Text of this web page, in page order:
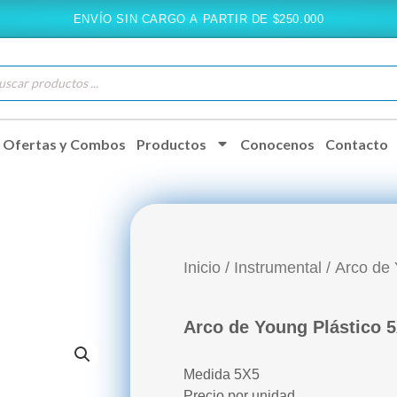
ENVÍO SIN CARGO A PARTIR DE $250.000
Ofertas y Combos Productos Conocenos Contacto
Inicio / Instrumental / Arco de
Arco de Young Plástico
Medida 5X5